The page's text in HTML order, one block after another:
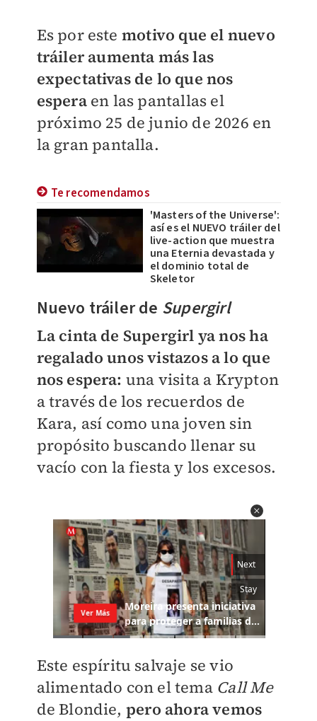
Es por este motivo que el nuevo
tráiler aumenta más las
expectativas de lo que nos
esperaen las pantallas el
próximo 25 de junio de 2026 en
la gran pantalla.
Te recomendamos
'Masters of the Universe':
así es el NUEVO tráiler del
live-action que muestra
una Eternia devastada y
el dominio total de
Skeletor
Nuevo tráiler de Supergirl
La cinta de Supergirl ya nos ha
regalado unos vistazos a lo que
nos espera: una visita a Krypton
a través de los recuerdos de
Kara, así como una joven sin
propósito buscando llenar su
vacío con la fiesta y los excesos.
Este espíritu salvaje se vio
alimentado con el tema Call Me
de Blondie, pero ahora vemos